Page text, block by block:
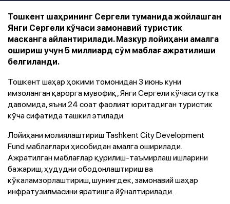
Тошкент шаҳрининг Сергели туманида жойлашган
Янги Сергели кўчаси замонавий туристик
масканга айлантирилади. Мазкур лойиҳани амалга
ошириш учун 5 миллиард сўм маблағ ажратилиши
белгиланди.
Тошкент шаҳар ҳокими томонидан 3 июнь куни
имзоланган қарорга мувофиқ, Янги Сергели кўчаси сутка
давомида, яъни 24 соат фаолият юритадиган туристик
кўча сифатида ташкил этилади.
Лойиҳани молиялаштириш Tashkent City Development
Fund маблағлари ҳисобидан амалга оширилади.
Ажратилган маблағлар қурилиш-таъмирлаш ишларини
бажариш, ҳудудни ободонлаштириш ва
кўкаламзорлаштириш, шунингдек, замонавий шаҳар
инфратузилмасини яратишга йўналтирилади.